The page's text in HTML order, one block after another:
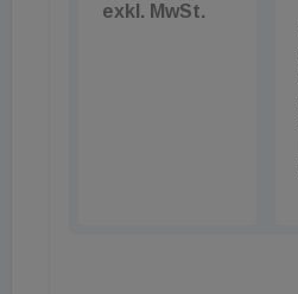
exkl. MwSt.